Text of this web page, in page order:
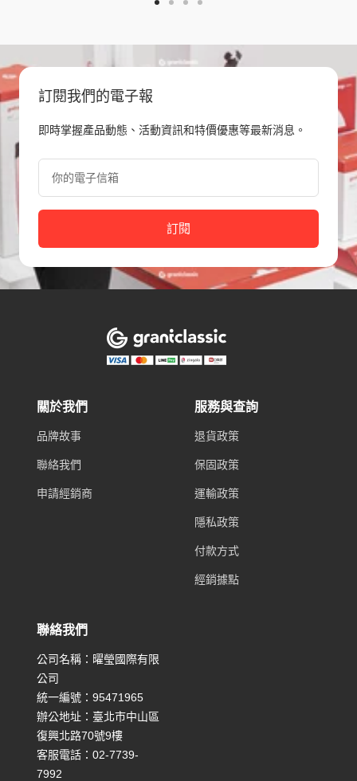
1
2
3
4
訂閱我們的電子報
即時掌握產品動態、活動資訊和特價優惠等最新消息。
你的電子信箱
訂閱
關於我們
品牌故事
聯絡我們
申請經銷商
服務與查詢
退貨政策
保固政策
運輸政策
隱私政策
付款方式
經銷據點
聯絡我們
公司名稱：曜瑩國際有限
公司
統一編號：95471965
辦公地址：臺北市中山區
復興北路70號9樓
客服電話：02-7739-
7992